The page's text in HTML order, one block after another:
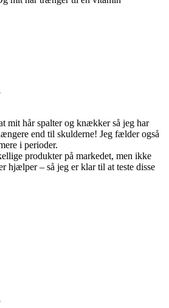
mit hår spalter og knækker så jeg har
end til skulderne! Jeg fælder også
i perioder.
produkter på markedet, men ikke
hjælper – så jeg er klar til at teste disse